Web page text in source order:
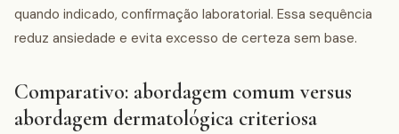
quando indicado, confirmação laboratorial. Essa sequência
reduz ansiedade e evita excesso de certeza sem base.
Comparativo: abordagem comum versus
abordagem dermatológica criteriosa